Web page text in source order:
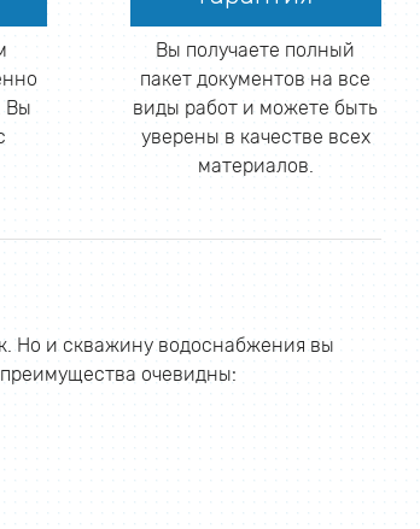
Вы
Вы получаете полный
пакет документов на все
виды работ и можете быть
уверены в качестве всех
материалов.
Но и скважину водоснабжения вы
очевидны: